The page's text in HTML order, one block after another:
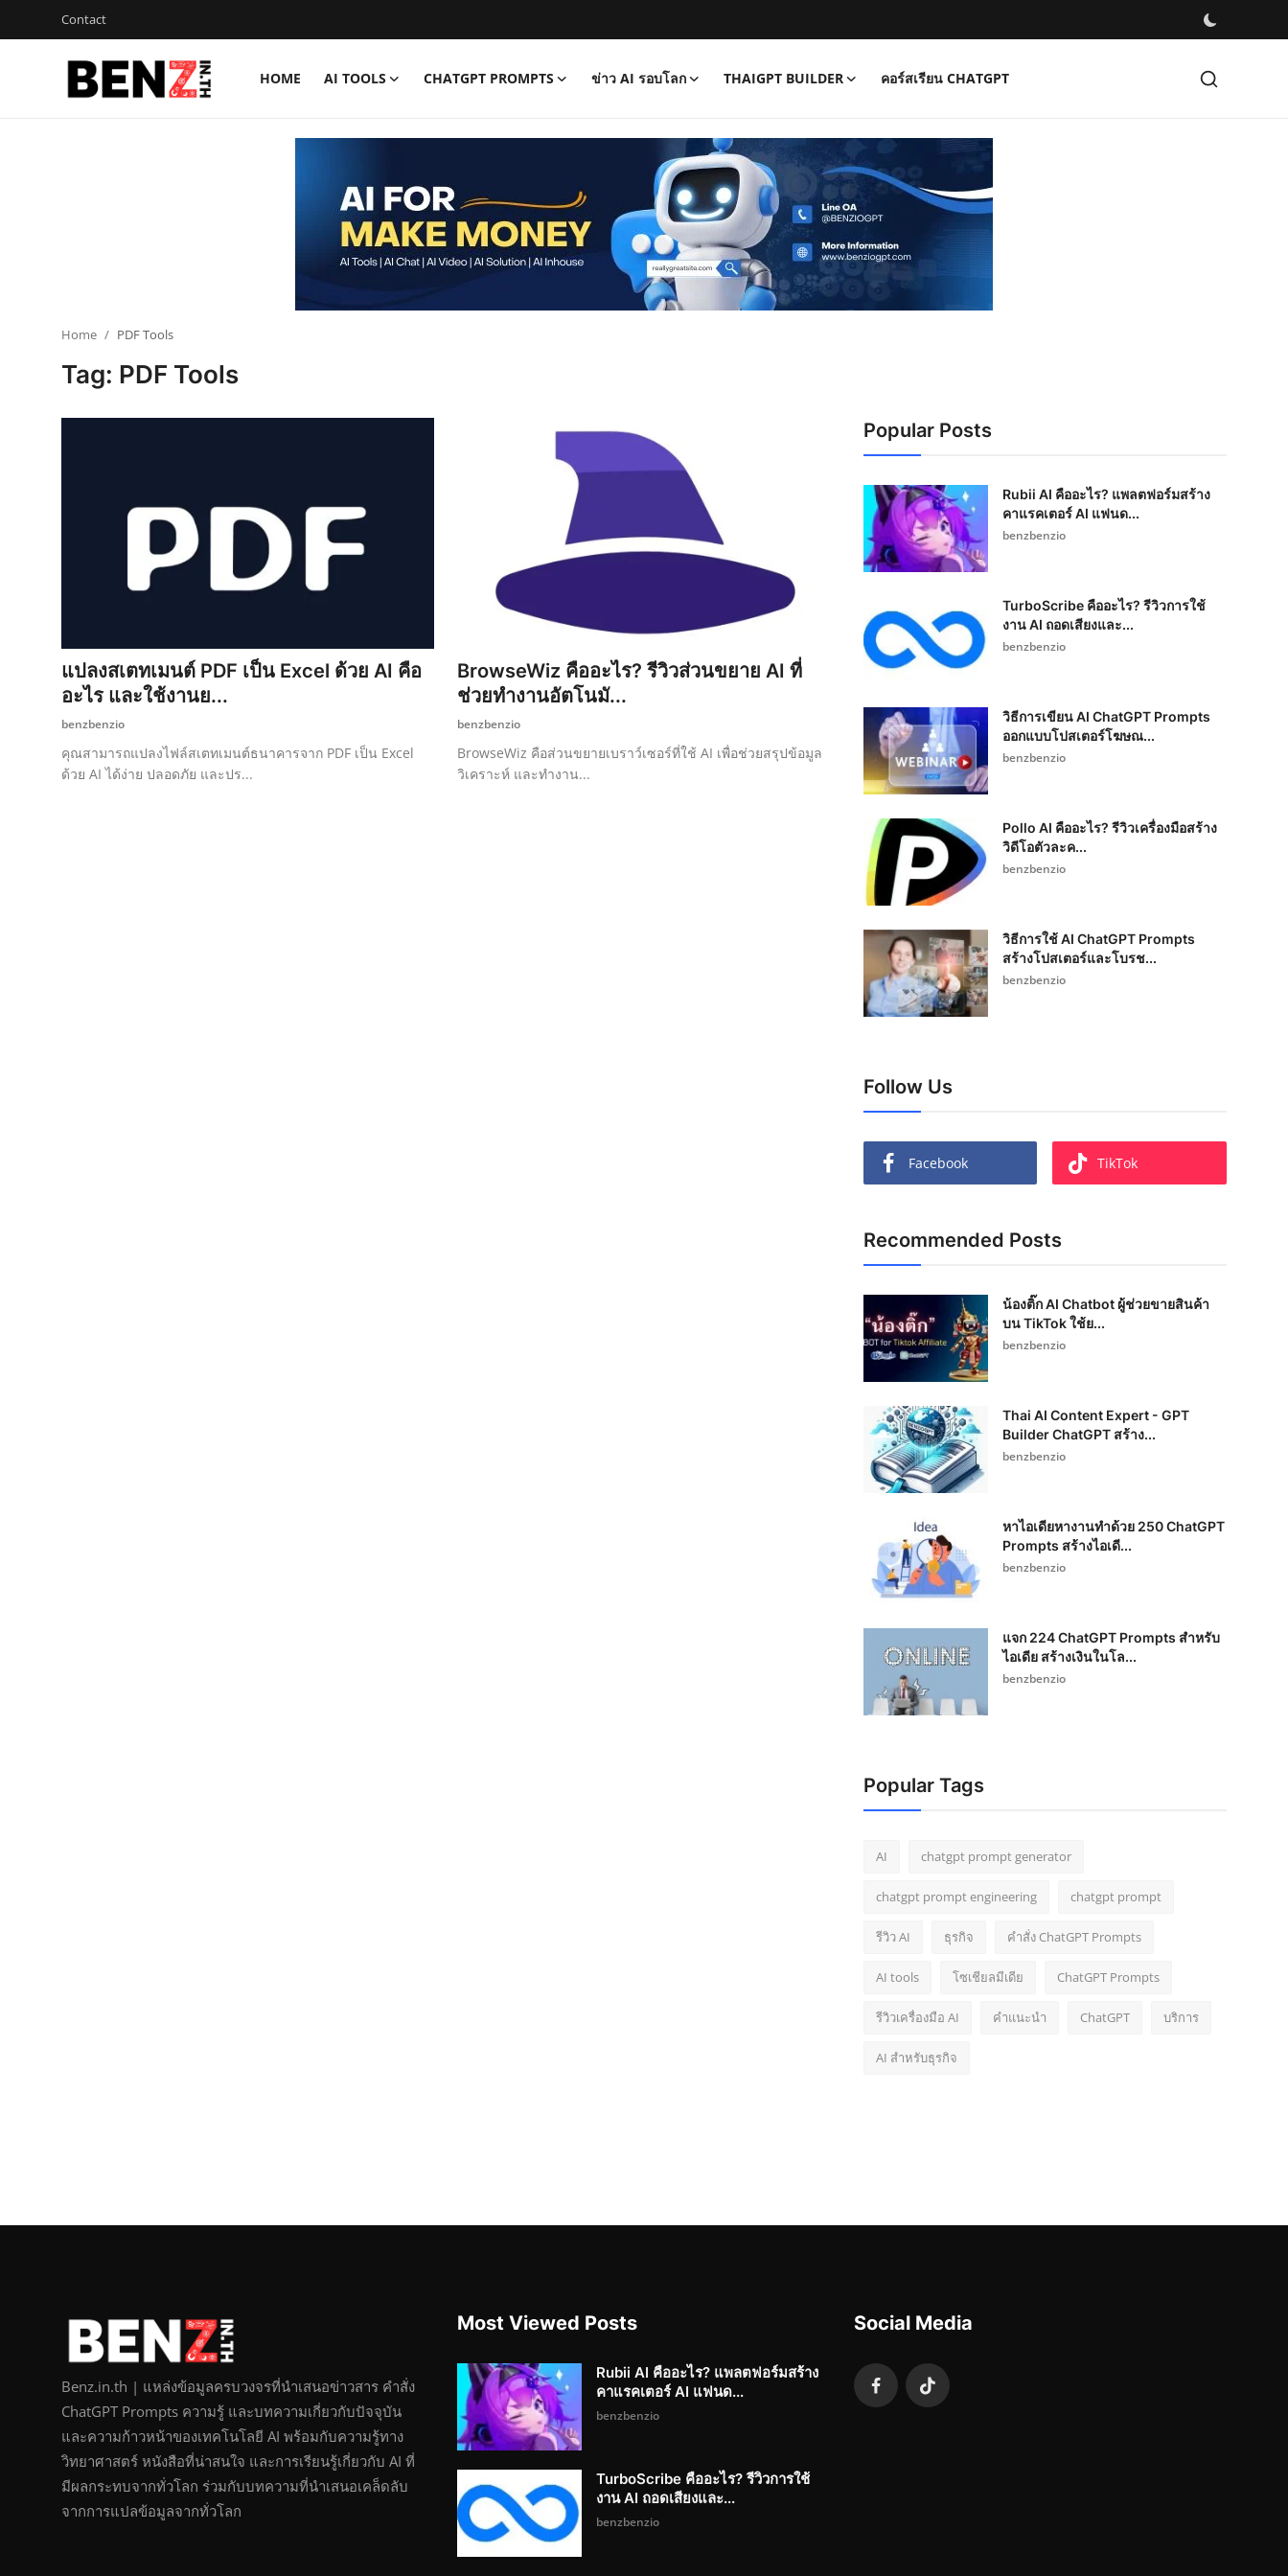
Contact
HOME AI TOOLS CHATGPT PROMPTS ข่าว AI รอบโลก THAIGPT BUILDER คอร์สเรียน CHATGPT
ThaiGPT Builder
คอร์สเรียน ChatGPT
Home PDF Tools
Tag: PDF Tools
แปลงสเตทเมนต์ PDF เป็น Excel ด้วย AI คือ
อะไร และใช้งานย...
benzbenzio
คุณสามารถแปลงไฟล์สเตทเมนต์ธนาคารจาก PDF เป็น Excel
ด้วย AI ได้ง่าย ปลอดภัย และปร...
BrowseWiz คืออะไร? รีวิวส่วนขยาย AI ที่
ช่วยทำงานอัตโนมั...
benzbenzio
BrowseWiz คือส่วนขยายเบราว์เซอร์ที่ใช้ AI เพื่อช่วยสรุปข้อมูล
วิเคราะห์ และทำงาน...
Popular Posts
Rubii AI คืออะไร? แพลตฟอร์มสร้าง
คาแรคเตอร์ AI แฟนด...
benzbenzio
TurboScribe คืออะไร? รีวิวการใช้
งาน AI ถอดเสียงและ...
benzbenzio
วิธีการเขียน AI ChatGPT Prompts
ออกแบบโปสเตอร์โฆษณ...
benzbenzio
Pollo AI คืออะไร? รีวิวเครื่องมือสร้าง
วิดีโอตัวละค...
benzbenzio
วิธีการใช้ AI ChatGPT Prompts
สร้างโปสเตอร์และโบรช...
benzbenzio
Follow Us
Facebook TikTok
Recommended Posts
น้องติ๊ก AI Chatbot ผู้ช่วยขายสินค้า
บน TikTok ใช้ย...
benzbenzio
Thai AI Content Expert - GPT
Builder ChatGPT สร้าง...
benzbenzio
หาไอเดียหางานทำด้วย 250 ChatGPT
Prompts สร้างไอเดี...
benzbenzio
แจก 224 ChatGPT Prompts สำหรับ
ไอเดีย สร้างเงินในโล...
benzbenzio
Popular Tags
AI chatgpt prompt generator
chatgpt prompt engineering chatgpt prompt
รีวิว AI ธุรกิจ คำสั่ง ChatGPT Prompts
AI tools โซเชียลมีเดีย ChatGPT Prompts
รีวิวเครื่องมือ AI คำแนะนำ ChatGPT บริการ
AI สำหรับธุรกิจ
Benz.in.th | แหล่งข้อมูลครบวงจรที่นำเสนอข่าวสาร คำสั่ง
ChatGPT Prompts ความรู้ และบทความเกี่ยวกับปัจจุบัน
และความก้าวหน้าของเทคโนโลยี AI พร้อมกับความรู้ทาง
วิทยาศาสตร์ หนังสือที่น่าสนใจ และการเรียนรู้เกี่ยวกับ AI ที่
มีผลกระทบจากทั่วโลก ร่วมกับบทความที่นำเสนอเคล็ดลับ
จากการแปลข้อมูลจากทั่วโลก
Most Viewed Posts
Rubii AI คืออะไร? แพลตฟอร์มสร้าง
คาแรคเตอร์ AI แฟนด...
benzbenzio
TurboScribe คืออะไร? รีวิวการใช้
งาน AI ถอดเสียงและ...
benzbenzio
Social Media